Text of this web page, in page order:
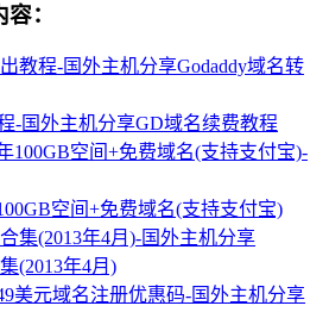
：
Godaddy域名转
GD域名续费教程
空间+免费域名(支持支付宝)
(2013年4月)